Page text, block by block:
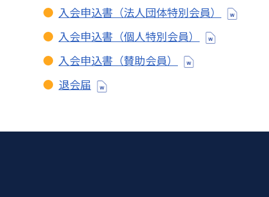
入会申込書（法人団体特別会員）
入会申込書（個人特別会員）
入会申込書（賛助会員）
退会届